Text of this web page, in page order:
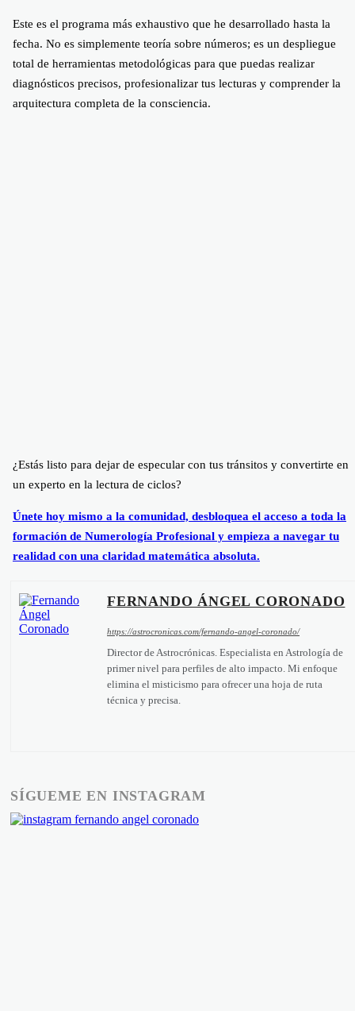
Este es el programa más exhaustivo que he desarrollado hasta la
fecha. No es simplemente teoría sobre números; es un despliegue
total de herramientas metodológicas para que puedas realizar
diagnósticos precisos, profesionalizar tus lecturas y comprender la
arquitectura completa de la consciencia.
¿Estás listo para dejar de especular con tus tránsitos y convertirte en
un experto en la lectura de ciclos?
Únete hoy mismo a la comunidad, desbloquea el acceso a toda la
formación de Numerología Profesional y empieza a navegar tu
realidad con una claridad matemática absoluta.
FERNANDO ÁNGEL CORONADO
https://astrocronicas.com/fernando-angel-coronado/
Director de Astrocrónicas. Especialista en Astrología de
primer nivel para perfiles de alto impacto. Mi enfoque
elimina el misticismo para ofrecer una hoja de ruta
técnica y precisa.
SÍGUEME EN INSTAGRAM